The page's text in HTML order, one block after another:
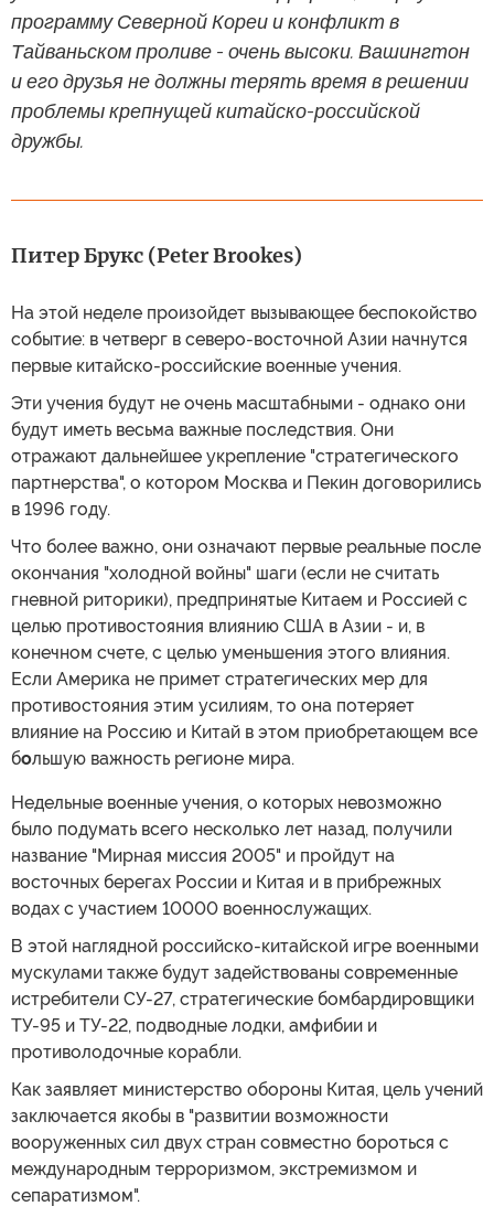
программу Северной Кореи и конфликт в
Тайваньском проливе - очень высоки. Вашингтон
и его друзья не должны терять время в решении
проблемы крепнущей китайско-российской
дружбы.
Питер Брукс (Peter Brookes)
На этой неделе произойдет вызывающее беспокойство
событие: в четверг в северо-восточной Азии начнутся
первые китайско-российские военные учения.
Эти учения будут не очень масштабными - однако они
будут иметь весьма важные последствия. Они
отражают дальнейшее укрепление "стратегического
партнерства", о котором Москва и Пекин договорились
в 1996 году.
Что более важно, они означают первые реальные после
окончания "холодной войны" шаги (если не считать
гневной риторики), предпринятые Китаем и Россией с
целью противостояния влиянию США в Азии - и, в
конечном счете, с целью уменьшения этого влияния.
Если Америка не примет стратегических мер для
противостояния этим усилиям, то она потеряет
влияние на Россию и Китай в этом приобретающем все
большую важность регионе мира.
Недельные военные учения, о которых невозможно
было подумать всего несколько лет назад, получили
название "Мирная миссия 2005" и пройдут на
восточных берегах России и Китая и в прибрежных
водах с участием 10000 военнослужащих.
В этой наглядной российско-китайской игре военными
мускулами также будут задействованы современные
истребители СУ-27, стратегические бомбардировщики
ТУ-95 и ТУ-22, подводные лодки, амфибии и
противолодочные корабли.
Как заявляет министерство обороны Китая, цель учений
заключается якобы в "развитии возможности
вооруженных сил двух стран совместно бороться с
международным терроризмом, экстремизмом и
сепаратизмом".